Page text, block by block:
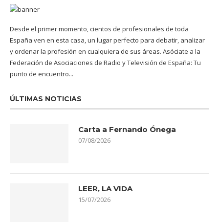
Desde el primer momento, cientos de profesionales de toda
España ven en esta casa, un lugar perfecto para debatir, analizar
y ordenar la profesión en cualquiera de sus áreas. Asóciate a la
Federación de Asociaciones de Radio y Televisión de España: Tu
punto de encuentro...
ÚLTIMAS NOTICIAS
Carta a Fernando Ónega
07/08/2026
LEER, LA VIDA
15/07/2026